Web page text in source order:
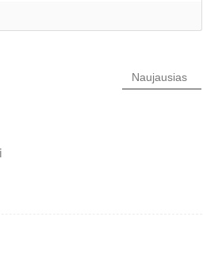
Naujausias